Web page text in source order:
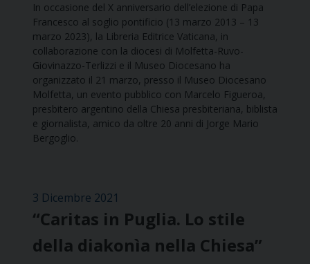
In occasione del X anniversario dell’elezione di Papa
Francesco al soglio pontificio (13 marzo 2013 – 13
marzo 2023), la Libreria Editrice Vaticana, in
collaborazione con la diocesi di Molfetta-Ruvo-
Giovinazzo-Terlizzi e il Museo Diocesano ha
organizzato il 21 marzo, presso il Museo Diocesano
Molfetta, un evento pubblico con Marcelo Figueroa,
presbitero argentino della Chiesa presbiteriana, biblista
e giornalista, amico da oltre 20 anni di Jorge Mario
Bergoglio.
3 Dicembre 2021
“Caritas in Puglia. Lo stile
della diakonìa nella Chiesa”